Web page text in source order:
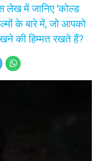
लेख में जानिए 'कोल्ड
के बारे में, जो आपको
की हिम्मत रखते हैं?